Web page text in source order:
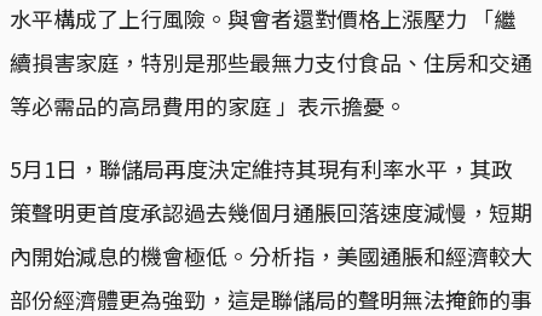
水平構成了上行風險。與會者還對價格上漲壓力 「繼
續損害家庭，特別是那些最無力支付食品、住房和交通
等必需品的高昂費用的家庭 」表示擔憂。
5月1日，聯儲局再度決定維持其現有利率水平，其政
策聲明更首度承認過去幾個月通脹回落速度減慢，短期
內開始減息的機會極低。分析指，美國通脹和經濟較大
部份經濟體更為強勁，這是聯儲局的聲明無法掩飾的事